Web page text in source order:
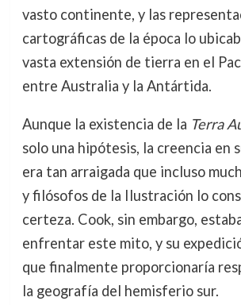
vasto continente, y las
cartográficas de la época lo
vasta extensión de tierra en el
entre Australia y la Antártida.
Aunque la existencia de la Terra
solo una hipótesis, la creencia en
era tan arraigada que incluso
y filósofos de la Ilustración lo
certeza. Cook, sin embargo,
enfrentar este mito, y su
que finalmente proporcionaría
la geografía del hemisferio sur.